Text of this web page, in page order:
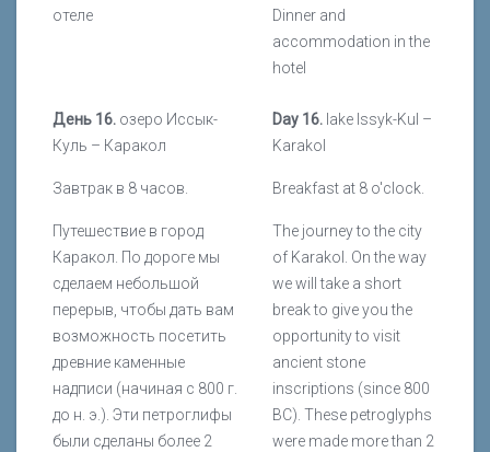
отеле
Dinner and
accommodation in the
hotel
День 16. озеро Иссык-
Куль – Каракол
Завтрак в 8 часов.
Путешествие в город
Каракол. По дороге мы
сделаем небольшой
перерыв, чтобы дать вам
возможность посетить
древние каменные
надписи (начиная с 800 г.
до н. э.). Эти петроглифы
были сделаны более 2
Day 16. lake Issyk-Kul –
Karakol
Breakfast at 8 o'clock.
The journey to the city
of Karakol. On the way
we will take a short
break to give you the
opportunity to visit
ancient stone
inscriptions (since 800
BC). These petroglyphs
were made more than 2